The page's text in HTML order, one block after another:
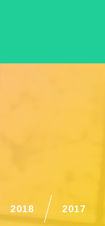
2018 2017